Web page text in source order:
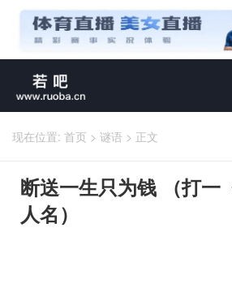
现在位置: 首页 > 谜语 > 正文
断送一生只为钱 （打一
人名）